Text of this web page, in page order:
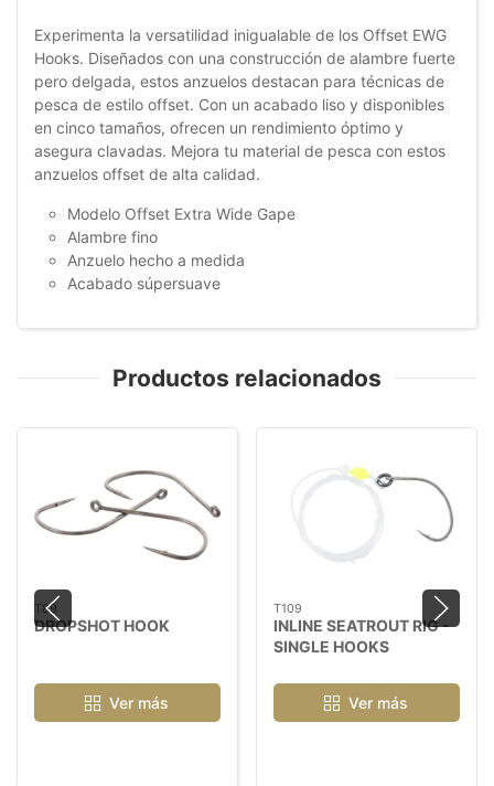
Experimenta la versatilidad inigualable de los Offset EWG
Hooks. Diseñados con una construcción de alambre fuerte
pero delgada, estos anzuelos destacan para técnicas de
pesca de estilo offset. Con un acabado liso y disponibles
en cinco tamaños, ofrecen un rendimiento óptimo y
asegura clavadas. Mejora tu material de pesca con estos
anzuelos offset de alta calidad.
Modelo Offset Extra Wide Gape
Alambre fino
Anzuelo hecho a medida
Acabado súpersuave
Productos relacionados
T89
DROPSHOT HOOK
Ver más
T109
INLINE SEATROUT RIG -
SINGLE HOOKS
Ver más